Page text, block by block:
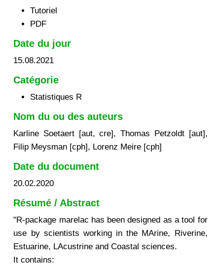
Tutoriel
PDF
Date du jour
15.08.2021
Catégorie
Statistiques R
Nom du ou des auteurs
Karline Soetaert [aut, cre], Thomas Petzoldt [aut],
Filip Meysman [cph], Lorenz Meire [cph]
Date du document
20.02.2020
Résumé / Abstract
"R-package marelac has been designed as a tool for
use by scientists working in the MArine, Riverine,
Estuarine, LAcustrine and Coastal sciences.
It contains: